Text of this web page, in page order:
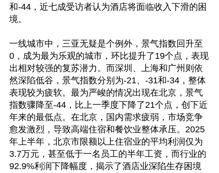
和-44，近七成受访者认为酒店将面临收入下滑的困
境。
一线城市中，三亚无疑是个例外，景气指数回升至
0，成为最为乐观的城市，环比提升了19个点，表现
出相对较强的复苏潜力。而深圳、上海和广州则依
然深陷低谷，景气指数分别为-21、-31和-34，整体
表现较为疲软。最为严峻的情况出现在北京，景气
指数骤降至-44，比上一季度下降了21个点，创下近
年来的最低点。在北京，国内需求疲弱，市场竞争
愈发激烈，导致高端住宿和餐饮业整体承压。2025
年上半年，北京市限额以上住宿业的平均利润仅为
3.7万元，甚至低于一名员工的半年工资，而行业的
92.9%利润下降幅度，揭示了酒店业深陷生存困境